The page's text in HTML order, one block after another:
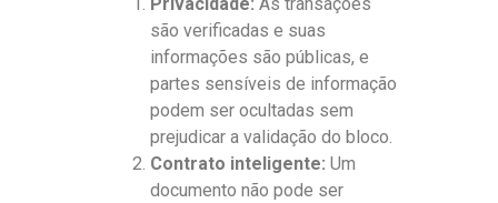
são verificadas e suas
informações são públicas, e
partes sensíveis de informação
podem ser ocultadas sem
prejudicar a validação do bloco.
Contrato inteligente:Um
documento não pode ser